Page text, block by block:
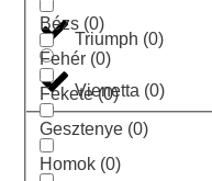
Triumph (0)
Vienetta (0)
Bézs (0)
Fehér (0)
Fekete(0)
Gesztenye (0)
Homok (0)